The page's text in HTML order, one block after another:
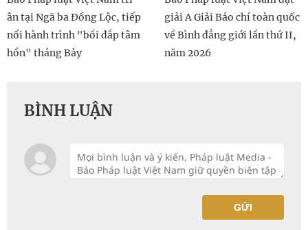
ân tại Ngã ba Đồng Lộc, tiếp
nối hành trình "bồi đắp tâm
hồn" tháng Bảy
giải A Giải Báo chí toàn quốc
về Bình đẳng giới lần thứ II,
năm 2026
BÌNH LUẬN
GỬI